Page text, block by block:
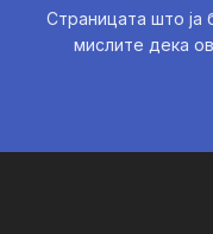
Страницата што ја
мислите дека